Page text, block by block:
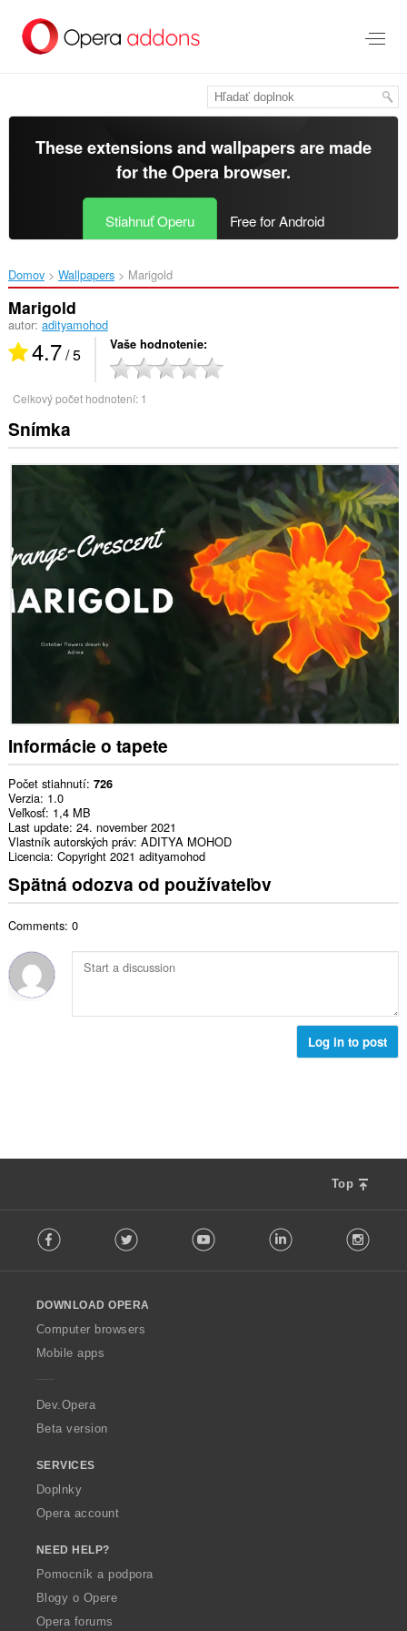
hlavný
These extensions and wallpapers are made
for theOpera browser.
Stiahnuť Operu Free for Android
Domov Wallpapers Marigold‎
Marigold
autor: adityamohod
4.7/ 5 Vaše hodnotenie
Celkový počet hodnotení: 1
Snímka
Informácie o tapete
Počet stiahnutí 726
Verzia 1.0
Veľkosť 1,4 MB
Last update 24. november 2021
Vlastník autorských práv ADITYA MOHOD
Licencia Copyright 2021 adityamohod
Spätná odozva od používateľov
Comments: 0
Log in to post
Top
o
w
O
p
a
Facebook Twitter Youtube LinkedIn
DOWNLOAD OPERA
Computer browsers
Mobile apps
Dev.Opera
Beta version
SERVICES
Doplnky
Opera account
NEED HELP?
Pomocník a podpora
Blogy o Opere
Opera forums